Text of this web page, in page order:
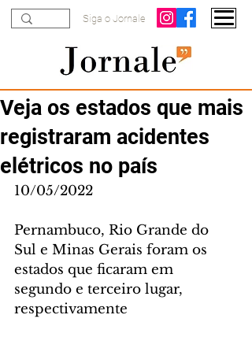
Siga o Jornale
Veja os estados que mais
registraram acidentes
elétricos no país
10/05/2022
Pernambuco, Rio Grande do
Sul e Minas Gerais foram os
estados que ficaram em
segundo e terceiro lugar,
respectivamente